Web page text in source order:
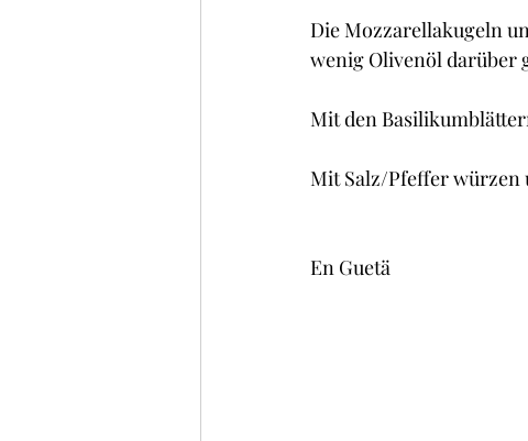
Die Mozzarellakugeln
wenig Olivenöl darüber
Mit den
Mit Salz/Pfeffer würzen
En Guetä